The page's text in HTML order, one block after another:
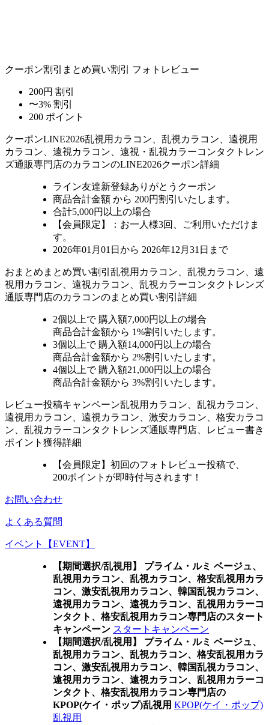
クーポン割引 まとめ買い割引 フォトレビュー
200円 割引
〜3% 割引
200 ポイント
クーポンLINE2026乱視用カラコン、乱視カラコン、遠視用
カラコン、遠視カラコン、遠視・乱視カラーコンタクトレン
ズ通販専門店のカラコンのLINE2026クーポン詳細
ライン友達新登録ありがとうクーポン
商品合計金額 から 200円割引 いたします。
合計5,000円以上の場合
【会員限定】：お一人様3回
、ご利用いただけま
す。
2026年01月01日から 2026年12月31日まで
おまとめ まとめ買い割引 乱視用カラコン、乱視カラコン、遠
視用カラコン、遠視カラコン、乱視カラーコンタクトレンズ
通販専門店のカラコンのまとめ買い割引詳細
2個 以上で 購入額7,000円以上の場合
商品合計金額から 1%割引いたします。
3個 以上で 購入額14,000円以上の場合
商品合計金額から 2%割引いたします。
4個 以上で 購入額21,000円以上の場合
商品合計金額から 3%割引いたします。
レビュー投稿キャンペーン乱視用カラコン、乱視カラコン、
遠視用カラコン、遠視カラコン、激安カラコン、格安カラコ
ン、乱視カラーコンタクトレンズ通販専門店、レビュー書き
ポイント獲得詳細
【会員限定】初回のフォトレビュー投稿で、
200ポイント が即時付与されます！
お問い合わせ
よくある質問
イベント【EVENT】
【期間選択/乱視用】 プライム・ルミ ベージュ、
乱視用カラコン、乱視カラコン、格安乱視用カラ
コン、激安乱視用カラコン、韓国乱視カラコン、
遠視用カラコン、遠視カラコン、乱視用カラーコ
ンタクト、格安乱視用カラコン専門店のスタート
キャンペーン スタートキャンペーン
【期間選択/乱視用】 プライム・ルミ ベージュ、
乱視用カラコン、乱視カラコン、格安乱視用カラ
コン、激安乱視用カラコン、韓国乱視カラコン、
遠視用カラコン、遠視カラコン、乱視用カラーコ
ンタクト、格安乱視用カラコン専門店の
KPOP(ケイ・ポップ)乱視用 KPOP(ケイ・ポップ)
乱視用